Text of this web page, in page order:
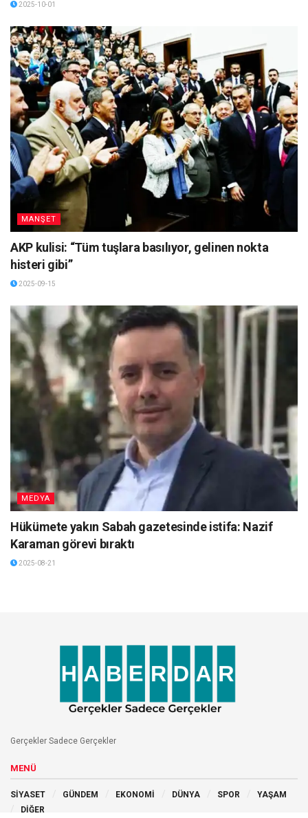
2025-10-01
MANŞET
AKP kulisi: “Tüm tuşlara basılıyor, gelinen nokta
histeri gibi”
2025-09-15
MEDYA
Hükümete yakın Sabah gazetesinde istifa: Nazif
Karaman görevi bıraktı
2025-08-21
Gerçekler Sadece Gerçekler
MENÜ
SİYASET GÜNDEM EKONOMİ DÜNYA SPOR
YAŞAM
DİĞER